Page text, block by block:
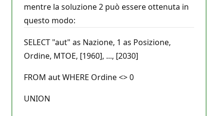
mentre la soluzione 2 può essere ottenuta in
questo modo:
SELECT "aut" as Nazione, 1 as Posizione,
Ordine, MTOE, [1960], ..., [2030]
FROM aut WHERE Ordine <> 0
UNION